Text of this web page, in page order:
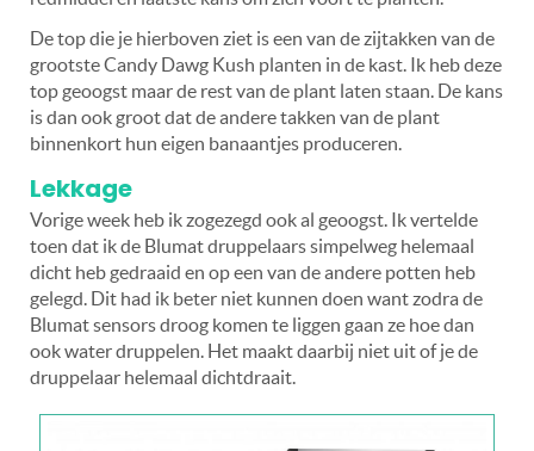
De top die je hierboven ziet is een van de zijtakken van de
grootste Candy Dawg Kush planten in de kast. Ik heb deze
top geoogst maar de rest van de plant laten staan. De kans
is dan ook groot dat de andere takken van de plant
binnenkort hun eigen banaantjes produceren.
Lekkage
Vorige week heb ik zogezegd ook al geoogst. Ik vertelde
toen dat ik de Blumat druppelaars simpelweg helemaal
dicht heb gedraaid en op een van de andere potten heb
gelegd. Dit had ik beter niet kunnen doen want zodra de
Blumat sensors droog komen te liggen gaan ze hoe dan
ook water druppelen. Het maakt daarbij niet uit of je de
druppelaar helemaal dichtdraait.